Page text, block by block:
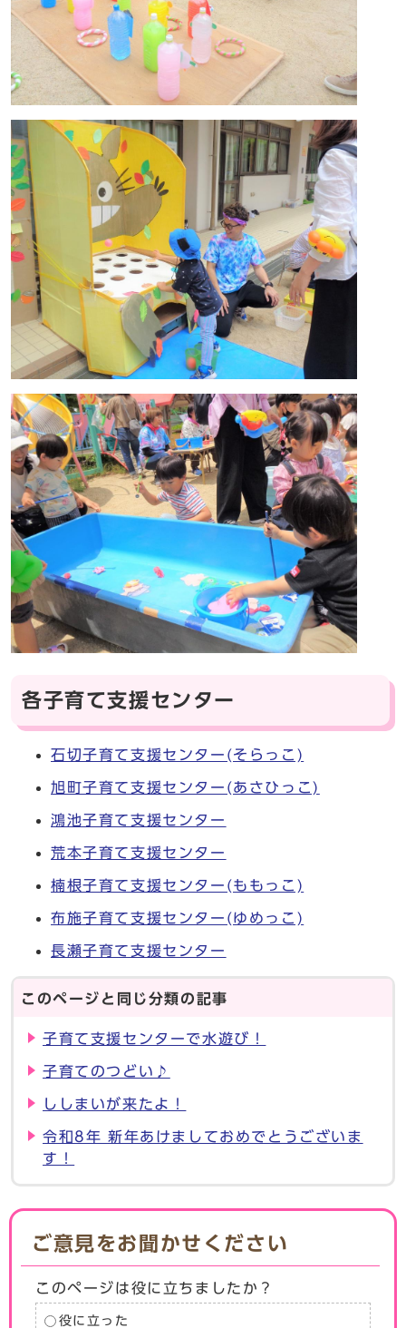
各子育て支援センター
石切子育て支援センター(そらっこ)
旭町子育て支援センター(あさひっこ)
鴻池子育て支援センター
荒本子育て支援センター
楠根子育て支援センター(ももっこ)
布施子育て支援センター(ゆめっこ)
長瀬子育て支援センター
このページと同じ分類の記事
子育て支援センターで水遊び！
子育てのつどい♪
ししまいが来たよ！
令和8年 新年あけましておめでとうございま
す！
ご意見をお聞かせください
このページは役に立ちましたか？
役に立った